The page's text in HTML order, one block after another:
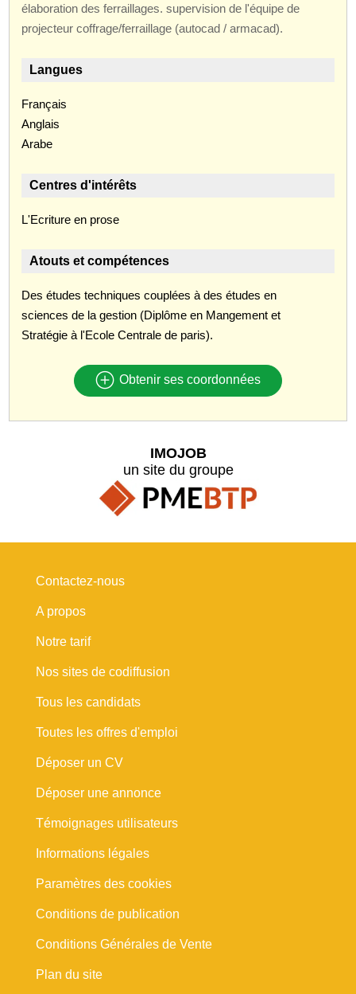
élaboration des ferraillages. supervision de l'équipe de
projecteur coffrage/ferraillage (autocad / armacad).
Langues
Français
Anglais
Arabe
Centres d'intérêts
L'Ecriture en prose
Atouts et compétences
Des études techniques couplées à des études en
sciences de la gestion (Diplôme en Mangement et
Stratégie à l'Ecole Centrale de paris).
Obtenir ses coordonnées
IMOJOB
un site du groupe
Contactez-nous
A propos
Notre tarif
Nos sites de codiffusion
Tous les candidats
Toutes les offres d'emploi
Déposer un CV
Déposer une annonce
Témoignages utilisateurs
Informations légales
Paramètres des cookies
Conditions de publication
Conditions Générales de Vente
Plan du site